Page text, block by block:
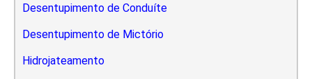
Desentupimento de Conduíte
Desentupimento de Mictório
Hidrojateamento